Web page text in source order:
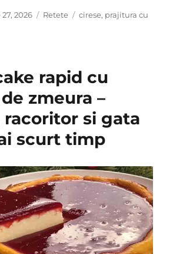
2026 Categories
Retete Tags
cirese, prajitura cu
rapid cu
zmeura –
racoritor si gata
scurt timp